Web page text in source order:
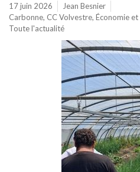
17 juin 2026
Jean Besnier
Carbonne, CC Volvestre, Économie
Toute l'actualité